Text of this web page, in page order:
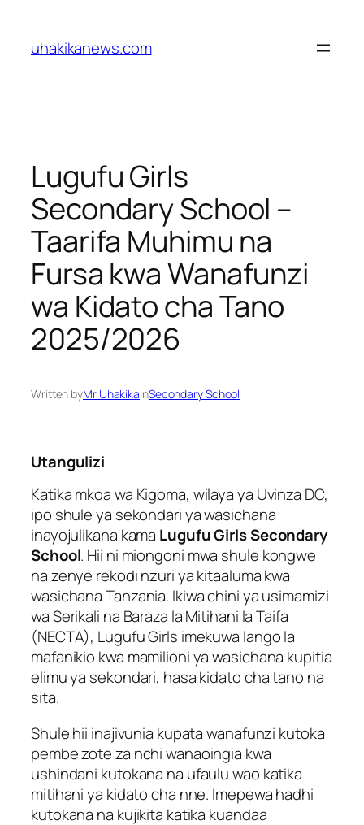
content
uhakikanews.com
Lugufu Girls
Secondary School –
Taarifa Muhimu na
Fursa kwa Wanafunzi
wa Kidato cha Tano
2025/2026
Written byMr UhakikainSecondary School
Utangulizi
Katika mkoa wa Kigoma, wilaya ya Uvinza DC,
ipo shule ya sekondari ya wasichana
inayojulikana kama Lugufu Girls Secondary
School. Hii ni miongoni mwa shule kongwe
na zenye rekodi nzuri ya kitaaluma kwa
wasichana Tanzania. Ikiwa chini ya usimamizi
wa Serikali na Baraza la Mitihani la Taifa
(NECTA), Lugufu Girls imekuwa lango la
mafanikio kwa mamilioni ya wasichana kupitia
elimu ya sekondari, hasa kidato cha tano na
sita.
Shule hii inajivunia kupata wanafunzi kutoka
pembe zote za nchi wanaoingia kwa
ushindani kutokana na ufaulu wao katika
mitihani ya kidato cha nne. Imepewa hadhi
kutokana na kujikita katika kuandaa